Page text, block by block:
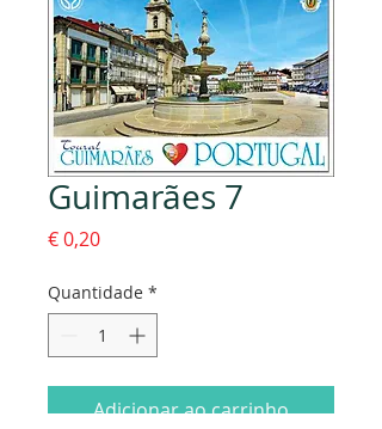
Guimarães 7
€ 0,20Preço
Quantidade *
Adicionar ao carrinho